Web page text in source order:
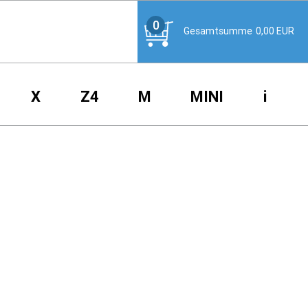
0 Gesamtsumme 0,00 EUR
X Z4 M MINI i